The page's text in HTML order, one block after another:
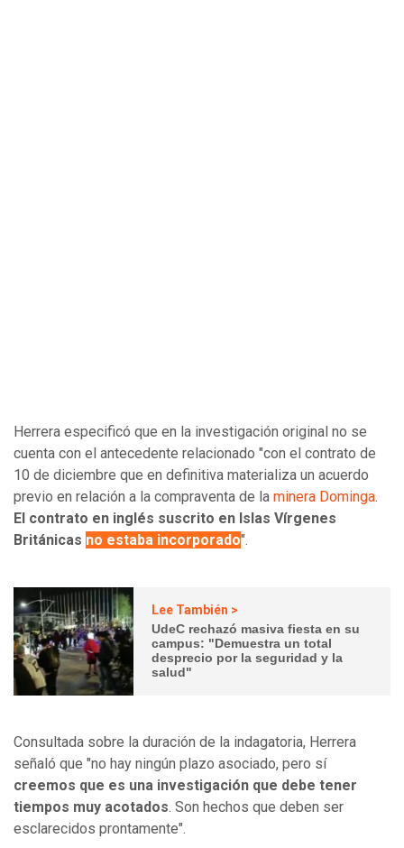
Herrera especificó que en la investigación original no se
cuenta con el antecedente relacionado "con el contrato de
10 de diciembre que en definitiva materializa un acuerdo
previo en relación a la compraventa de la minera Dominga
El contrato en inglés suscrito en Islas Vírgenes
Británicas no estaba incorporado".
Lee También >
UdeC rechazó masiva fiesta en su
campus: "Demuestra un total
desprecio por la seguridad y la
salud"
Consultada sobre la duración de la indagatoria, Herrera
señaló que "no hay ningún plazo asociado, pero sí
creemos que es una investigación que debe tener
tiempos muy acotados . Son hechos que deben ser
esclarecidos prontamente".